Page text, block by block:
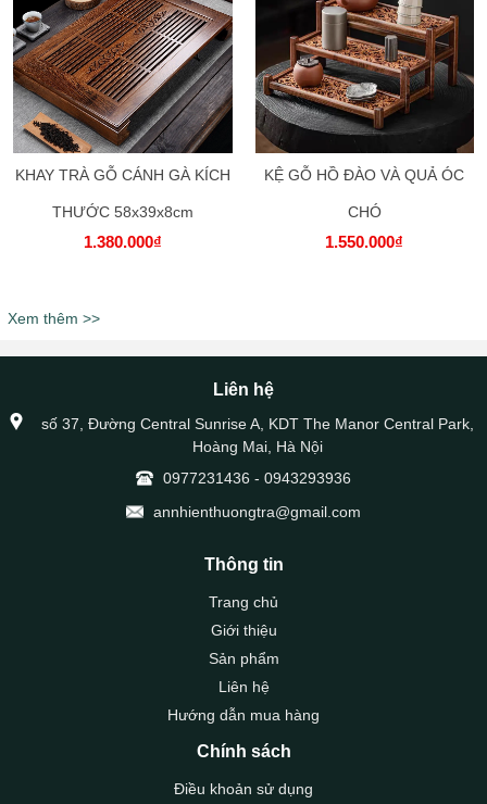
KHAY TRÀ GỖ CÁNH GÀ KÍCH
THƯỚC 58x39x8cm
1.380.000₫
KỆ GỖ HỒ ĐÀO VÀ QUẢ ÓC
CHÓ
1.550.000₫
Xem thêm >>
Liên hệ
số 37, Đường Central Sunrise A, KDT The Manor Central Park,
Hoàng Mai, Hà Nội
0977231436 - 0943293936
annhienthuongtra@gmail.com
Thông tin
Trang chủ
Giới thiệu
Sản phẩm
Liên hệ
Hướng dẫn mua hàng
Chính sách
Điều khoản sử dụng